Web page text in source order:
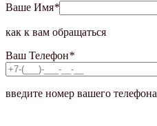
Ваше Имя*
как к вам обращаться
Ваш Телефон*
введите номер вашего телефона